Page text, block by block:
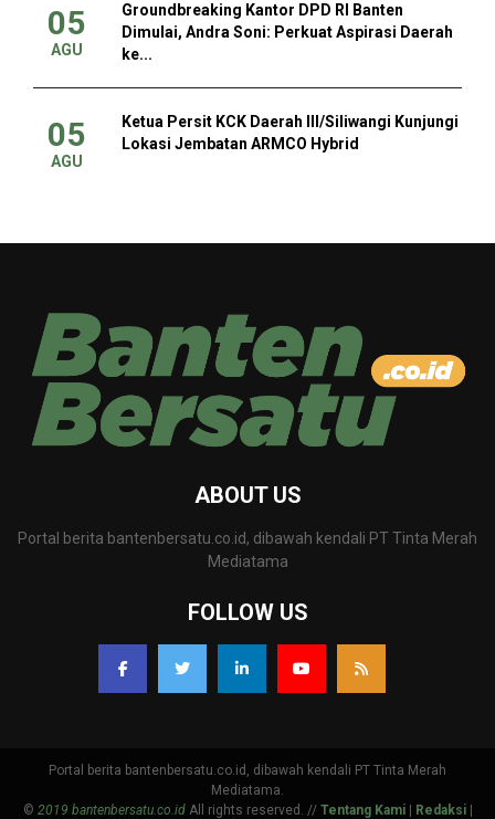
05
AGU
Groundbreaking Kantor DPD RI Banten
Dimulai, Andra Soni: Perkuat Aspirasi Daerah
ke...
05
AGU
Ketua Persit KCK Daerah III/Siliwangi Kunjungi
Lokasi Jembatan ARMCO Hybrid
ABOUT US
Portal berita bantenbersatu.co.id, dibawah kendali PT Tinta Merah
Mediatama
FOLLOW US
Portal berita bantenbersatu.co.id, dibawah kendali PT Tinta Merah
Mediatama.
© 2019 bantenbersatu.co.idAll rights reserved. // Tentang Kami Redaksi|